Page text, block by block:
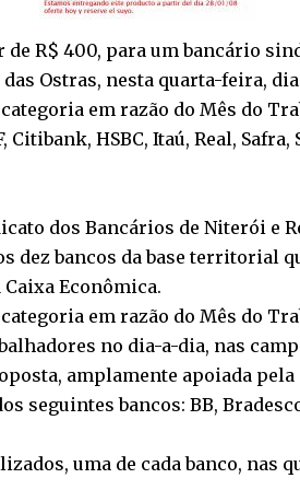
R$ 400, para um bancário
Ostras, nesta quarta-feira, dia
em razão do Mês do
HSBC, Itaú, Real,
dos Bancários de Niterói
dez bancos da base territorial
Econômica.
em razão do Mês do
no dia-a-dia, nas
amplamente apoiada
bancos: BB,
uma de cada banco, nas